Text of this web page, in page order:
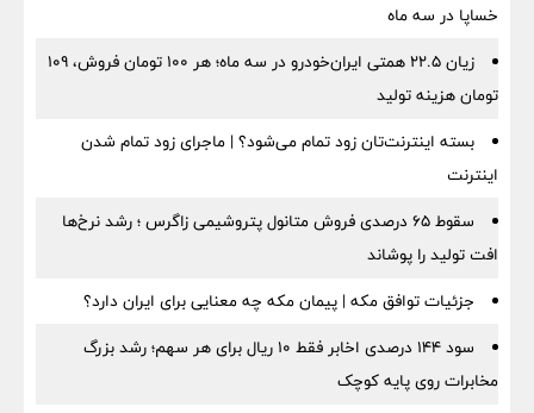
خساپا در سه ماه
زیان ۲۲.۵ همتی ایران‌خودرو در سه ماه؛ هر ۱۰۰ تومان فروش، ۱۰۹
تومان هزینه تولید
بسته اینترنت‌تان زود تمام می‌شود؟ | ماجرای زود تمام شدن
اینترنت
سقوط ۶۵ درصدی فروش متانول پتروشیمی زاگرس ؛ رشد نرخ‌ها
افت تولید را پوشاند
جزئیات توافق مکه | پیمان مکه چه معنایی برای ایران دارد؟
سود ۱۴۴ درصدی اخابر فقط ۱۰ ریال برای هر سهم؛ رشد بزرگ
مخابرات روی پایه کوچک